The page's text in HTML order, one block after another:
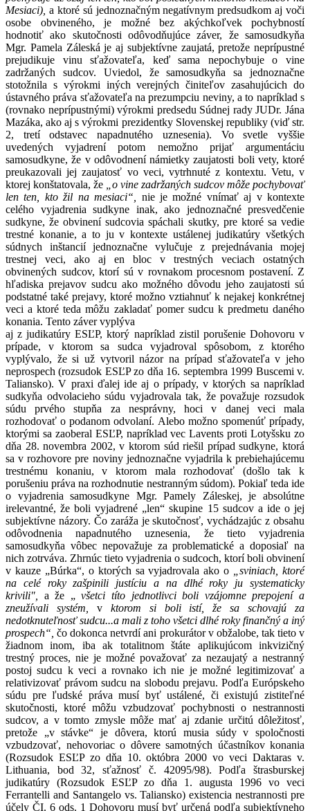
Mesiaci), a ktoré sú jednoznačným negatívnym predsudkom aj voči
osobe obvineného, je možné bez akýchkoľvek pochybností
hodnotiť ako skutočnosti odôvodňujúce záver, že samosudkyňa
Mgr. Pamela Záleská je aj subjektívne zaujatá, pretože neprípustné
prejudikuje vinu sťažovateľa, keď sama nepochybuje o vine
zadržaných sudcov. Uviedol, že samosudkyňa sa jednoznačne
stotožnila s výrokmi iných verejných činiteľov zasahujúcich do
ústavného práva sťažovateľa na prezumpciu neviny, a to napríklad s
(rovnako neprípustnými) výrokmi predsedu Súdnej rady JUDr. Jána
Mazáka, ako aj s výrokmi prezidentky Slovenskej republiky (viď str.
2, tretí odstavec napadnutého uznesenia). Vo svetle vyššie
uvedených vyjadrení potom nemožno prijať argumentáciu
samosudkyne, že v odôvodnení námietky zaujatosti boli vety, ktoré
preukazovali jej zaujatosť vo veci, vytrhnuté z kontextu. Vetu, v
ktorej konštatovala, že
„o vine zadržaných sudcov môže pochybovať
len ten, kto žil na mesiaci“,
nie je možné vnímať aj v kontexte
celého vyjadrenia sudkyne inak, ako jednoznačné presvedčenie
sudkyne, že obvinení sudcovia spáchali skutky, pre ktoré sa vedie
trestné konanie, a to ju v kontexte ustálenej judikatúry všetkých
súdnych inštancií jednoznačne vylučuje z prejednávania mojej
trestnej veci, ako aj en bloc v trestných veciach ostatných
obvinených sudcov, ktorí sú v rovnakom procesnom postavení. Z
hľadiska prejavov sudcu ako možného dôvodu jeho zaujatosti sú
podstatné také prejavy, ktoré možno vztiahnuť k nejakej konkrétnej
veci a ktoré teda môžu zakladať pomer sudcu k predmetu daného
konania. Tento záver vyplýva
aj z judikatúry ESĽP, ktorý napríklad zistil porušenie Dohovoru v
prípade, v ktorom sa sudca vyjadroval spôsobom, z ktorého
vyplývalo, že si už vytvoril názor na prípad sťažovateľa v jeho
neprospech (rozsudok ESĽP zo dňa 16. septembra 1999 Buscemi v.
Taliansko). V praxi ďalej ide aj o prípady, v ktorých sa napríklad
sudkyňa odvolacieho súdu vyjadrovala tak, že považuje rozsudok
súdu prvého stupňa za nesprávny, hoci v danej veci mala
rozhodovať o podanom odvolaní. Alebo možno spomenúť prípady,
ktorými sa zaoberal ESĽP, napríklad vec Lavents proti Lotyšsku zo
dňa 28. novembra 2002, v ktorom súd riešil prípad sudkyne, ktorá
sa v rozhovore pre noviny jednoznačne vyjadrila k prebiehajúcemu
trestnému konaniu, v ktorom mala rozhodovať (došlo tak k
porušeniu práva na rozhodnutie nestranným súdom). Pokiaľ teda ide
o vyjadrenia samosudkyne Mgr. Pamely Záleskej, je absolútne
irelevantné, že boli vyjadrené „len“ skupine 15 sudcov a ide o jej
subjektívne názory. Čo zaráža je skutočnosť, vychádzajúc z obsahu
odôvodnenia napadnutého uznesenia, že tieto vyjadrenia
samosudkyňa vôbec nepovažuje za problematické a doposiaľ na
nich zotrváva. Zhrnúc tieto vyjadrenia o sudcoch, ktorí boli obvinení
v kauze „Búrka“, o ktorých sa vyjadrovala ako o
„sviniach, ktoré
na celé roky zašpinili justíciu a na dlhé roky ju systematicky
krivili", a že „všetci títo jednotlivci boli vzájomne prepojení a
zneužívali systém,
v ktorom si boli istí, že sa schovajú za
nedotknuteľnosť sudcu...a mali z toho všetci dlhé roky finančný a iný
prospech“, čo dokonca netvrdí ani prokurátor v obžalobe, tak tieto v
žiadnom inom, iba ak totalitnom štáte aplikujúcom inkvizičný
trestný proces, nie je možné považovať za nezaujatý a nestranný
postoj sudcu k veci a rovnako ich nie je možné legitimizovať a
relativizovať právom sudcu na slobodu prejavu. Podľa Európskeho
súdu pre ľudské práva musí byť ustálené, či existujú zistiteľné
skutočnosti, ktoré môžu vzbudzovať pochybnosti o nestrannosti
sudcov, a v tomto zmysle môže mať aj zdanie určitú dôležitosť,
pretože „v stávke“ je dôvera, ktorú musia súdy v spoločnosti
vzbudzovať, nehovoriac o dôvere samotných účastníkov konania
(Rozsudok ESĽP zo dňa 10. októbra 2000 vo veci Daktaras v.
Lithuania, bod 32, sťažnosť č. 42095/98). Podľa štrasburskej
judikatúry (Rozsudok ESĽP zo dňa 1. augusta 1996 vo veci
Ferrantelli and Santangelo vs. Taliansko) existencia nestrannosti pre
účely ČI. 6 ods. 1 Dohovoru musí byť určená podľa subjektívneho